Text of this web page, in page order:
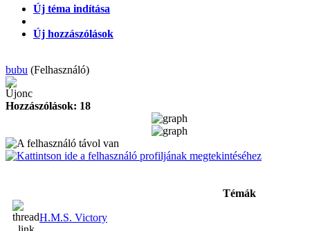
Új téma indítása
Új hozzászólások
bubu (Felhasználó)
Újonc
Hozzászólások: 18
Témák
H.M.S. Victory